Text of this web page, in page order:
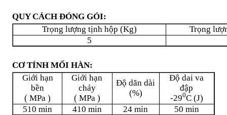
QUY CÁCH ĐÓNG GÓI:
Trọng lượng tịnh hộp (Kg)
Trọng
5
CƠ TÍNH MỐI HÀN:
Giới hạn
bền
( MPa )
Giới hạn
chảy
( MPa )
Độ dãn dài
(%)
Độ dai va
đập
-290C (J)
510 min
410 min 24 min 50 min